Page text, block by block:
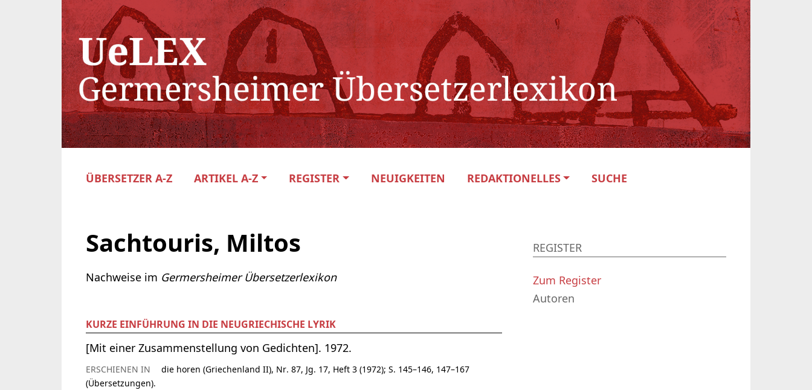
ÜBERSETZER A-Z ARTIKEL A-Z REGISTER NEUIGKEITEN REDAKTIONELLES SUCHE
Sachtouris, Miltos
Nachweise im Germersheimer Übersetzerlexikon
KURZE EINFÜHRUNG IN DIE NEUGRIECHISCHE LYRIK
[Mit einer Zusammenstellung von Gedichten]. 1972.
ERSCHIENEN IN
die horen (Griechenland II), Nr. 87, Jg. 17, Heft 3 (1972); S. 145–146, 147–167
(Übersetzungen).
REGISTER
Zum Register
Autoren